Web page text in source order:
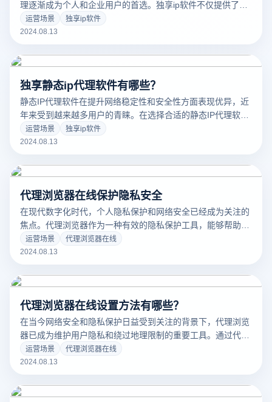
理逐渐成为个人和企业用户的首选。独享ip软件不仅提供了更
高的网络安全性，还在多个方面为用户带来了便利。本文将详
细介绍使用独享专属IP的优势、适用场景以及如何选择合适的
运营场景
独享ip软件
2024.08.13
独享静态ip代理软件有哪些？
静态IP代理软件在提升网络稳定性和安全性方面表现优异，近
年来受到越来越多用户的青睐。在选择合适的静态IP代理软件
时，用户常常需要权衡多个因素，包括服务质量、价格和功能
等。虽然有些免费的代理服务可供选择，但它们通常伴随较高
高，但往往能提供更稳定和可靠的网络连接。那么，在众多代
运营场景
独享ip软件
2024.08.13
代理浏览器在线保护隐私安全
在现代数字化时代，个人隐私保护和网络安全已经成为关注的
焦点。代理浏览器作为一种有效的隐私保护工具，能够帮助用
户隐藏真实IP地址、绕过地理限制以及防止在线活动被跟踪。
无论是保护个人隐私、访问受限内容还是避免网络监控，代理
代理浏览器来实现隐私保护，并提供有效的配置和管理建议。
运营场景
代理浏览器在线
2024.08.13
代理浏览器在线设置方法有哪些？
在当今网络安全和隐私保护日益受到关注的背景下，代理浏览
器已成为维护用户隐私和绕过地理限制的重要工具。通过代理
浏览器，用户不仅能够隐藏真实IP地址，还能更安全地访问受
限内容。然而，由于不同浏览器的设置方式各异，配置代理浏
设置方法，帮助您轻松配置代理，从而提升网络使用体验。无
运营场景
代理浏览器在线
2024.08.13